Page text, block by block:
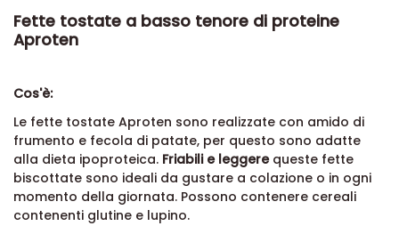
Fette tostate a basso tenore di proteine
Aproten
Cos'è:
Le fette tostate Aproten sono realizzate con amido di
frumento e fecola di patate, per questo sono adatte
alla dieta ipoproteica. Friabili e leggerequeste fette
biscottate sono ideali da gustare a colazione o in ogni
momento della giornata. Possono contenere cereali
contenenti glutine e lupino.